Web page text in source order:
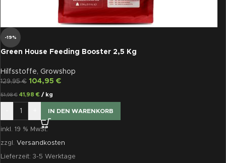
-19%
Green House Feeding Booster 2,5 Kg
Hilfsstoffe, Growshop
129,95€ 104,95 €
51,98€ 41,98€ / kg
IN DEN WARENKORB
inkl. 19 % MwSt.
zzgl. Versandkosten
Lieferzeit: 3-5 Werktage